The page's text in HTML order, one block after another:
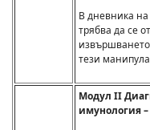
В дневника
трябва да се
тези
Модул II
имунология